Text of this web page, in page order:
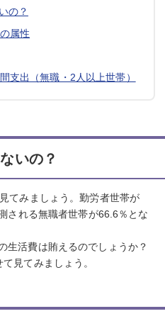
の？
属性
支出（無職・2人以上世帯）
いの？
てみましょう。勤労者世帯が
される無職者世帯が66.6％とな
生活費は賄えるのでしょうか？
見てみましょう。